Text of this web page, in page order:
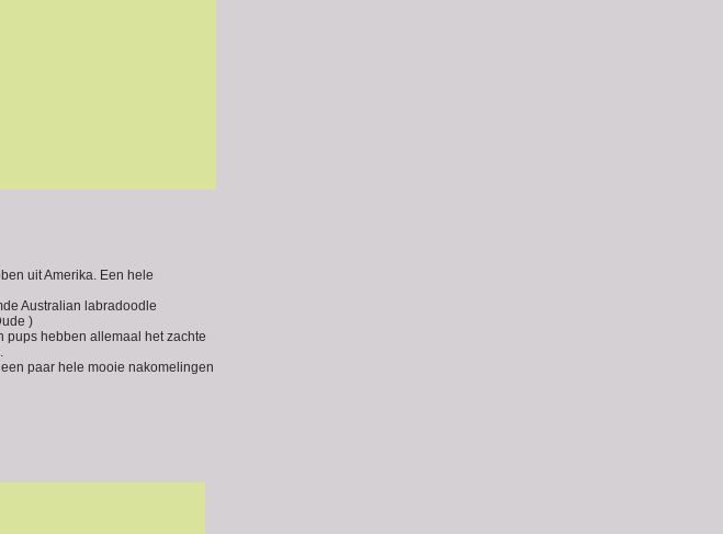
uit Amerika. Een hele
Australian labradoodle
)
pups hebben allemaal het zachte
paar hele mooie nakomelingen